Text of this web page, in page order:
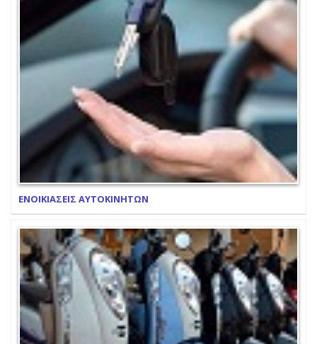
ΕΝΟΙΚΙΑΣΕΙΣ ΑΥΤΟΚΙΝΗΤΩΝ